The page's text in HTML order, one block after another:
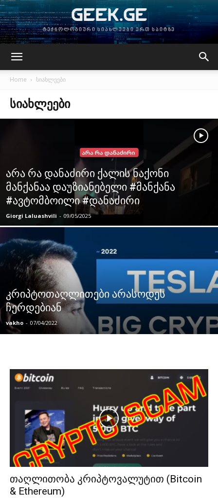
GEEK.GE
ტექნოლოგიური სიახლეები ერთ საიტზე
Home სიახლეები
ᲡᲘᲐᲮᲚᲔᲔᲑᲘ
არა რა დანაძირი ქალის ნაქონი
მანქანაა დაუზიანებელი #მანქანა
#ავტომბოილი #დანაძირი
Giorgi Laluashvili - 09/05/2025
კრიპტოთაღლითები არასოდეს
ჩერდებიან
vakho - 07/04/2022
თაღლითობა კრიპტოვალუტით (Bitcoin
& Ethereum)